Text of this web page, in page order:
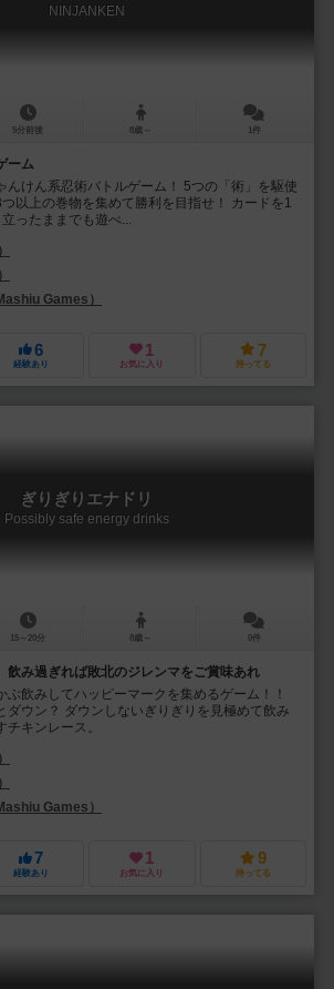
NINJANKEN
5分前後 8歳～ 1件
ーム
んけん系忍術バトルゲーム！ 5つの「術」を駆使
つ以上の巻物を集めて勝利を目指せ！ カードを1
ったままでも遊べ...
Games）
6
経験あり
1
お気に入り
7
持ってる
ぎりぎりエナドリ
Possibly safe energy drinks
15～20分 8歳～ 0件
飲み過ぎれば敗北のジレンマをご賞味あれ
ぶ飲みしてハッピーマークを集めるゲーム！！
ダウン？ ダウンしないぎりぎりを見極めて飲み
キンレース。
Games）
7
経験あり
1
お気に入り
9
持ってる